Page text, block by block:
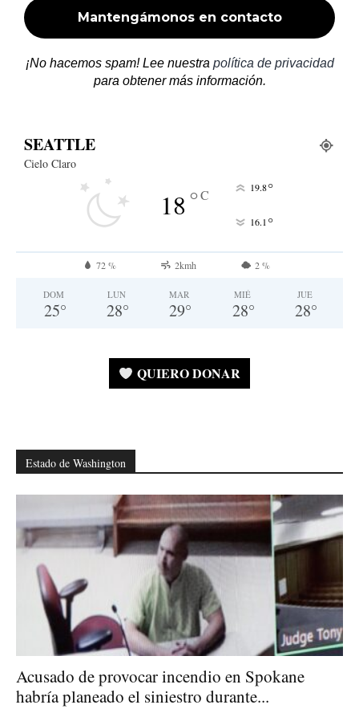
¡No hacemos spam! Lee nuestra política de privacidad
para obtener más información.
SEATTLE
Cielo Claro
18°C 19.8°
16.1 °
72 % 2kmh 2 %
DOM
25°
LUN
28°
MAR
29°
MIÉ
28°
JUE
28°
QUIERO DONAR
Estado de Washington
Acusado de provocar incendio en Spokane
habría planeado el siniestro durante...